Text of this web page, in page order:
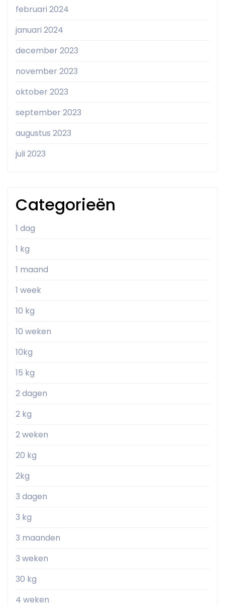
februari 2024
januari 2024
december 2023
november 2023
oktober 2023
september 2023
augustus 2023
juli 2023
Categorieën
1 dag
1 kg
1 maand
1 week
10 kg
10 weken
10kg
15 kg
2 dagen
2 kg
2 weken
20 kg
2kg
3 dagen
3 kg
3 maanden
3 weken
30 kg
4 weken